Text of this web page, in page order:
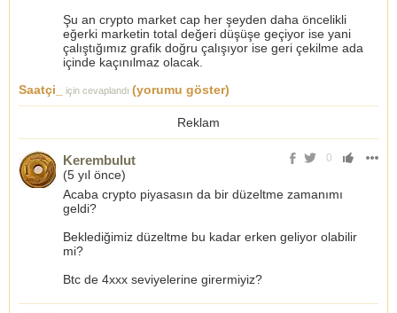
Şu an crypto market cap her şeyden daha öncelikli
eğerki marketin total değeri düşüşe geçiyor ise yani
çalıştığımız grafik doğru çalışıyor ise geri çekilme ada
içinde kaçınılmaz olacak.
Saatçi_
için cevaplandı (yorumu göster)
Reklam
0
Kerembulut
(5 yıl önce)
Acaba crypto piyasasın da bir düzeltme zamanımı
geldi?
Beklediğimiz düzeltme bu kadar erken geliyor olabilir
mi?
Btc de 4xxx seviyelerine girermiyiz?